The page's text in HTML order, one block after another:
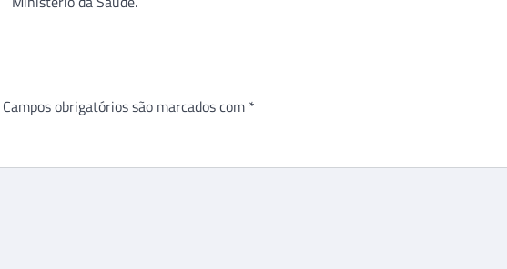
Campos obrigatórios são marcados com *